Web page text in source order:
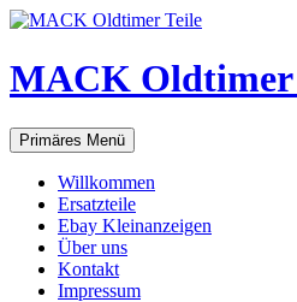
Zum
springen
MACK Oldtimer
Suchen
Primäres Menü
Willkommen
Ersatzteile
Ebay Kleinanzeigen
Über uns
Kontakt
Impressum